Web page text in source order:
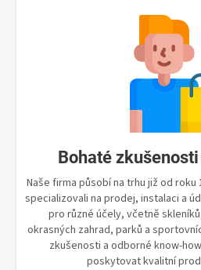
Bohaté
Naše firma působí na trhu již od roku
specializovali na prodej, instalaci a
pro různé účely, včetně
okrasných zahrad, parků a
zkušenosti a odborné know-
poskytovat kvalitní